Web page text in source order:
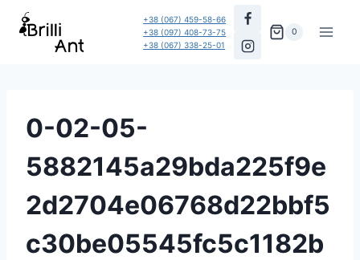
Перейти
+38 (067) 459-58-66
+38 (097) 408-73-75
+38 (067) 338-25-01
0
0-02-05-
5882145a29bda225f9e
2d2704e06768d22bbf5
c30be05545fc5c1182b